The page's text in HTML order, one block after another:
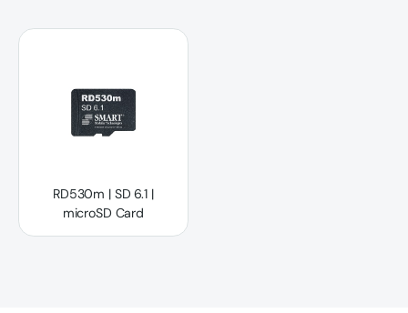
RD530m | SD 6.1 |
microSD Card